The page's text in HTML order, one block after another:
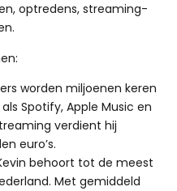
optredens, streaming-
worden miljoenen keren
Spotify, Apple Music en
verdient hij
euro’s.
behoort tot de meest
Met gemiddeld